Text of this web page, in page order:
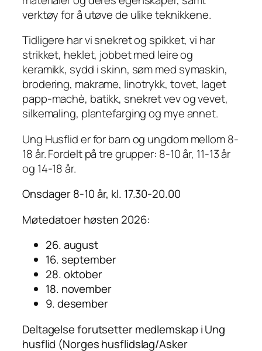
8
1
0
å
r
a
n
t
a
l
verktøy for å utøve de ulike teknikkene.
Tidligere har vi snekret og spikket, vi har
strikket, heklet, jobbet med leire og
keramikk, sydd i skinn, søm med symaskin,
brodering, makrame, linotrykk, tovet, laget
papp-machè, batikk, snekret vev og vevet,
silkemaling, plantefarging og mye annet.
Ung Husflid er for barn og ungdom mellom 8-
18 år. Fordelt på tre grupper: 8-10 år, 11-13 år
og 14-18 år.
Onsdager 8-10 år, kl. 17.30-20.00
Møtedatoer høsten 2026:
26. august
16. september
28. oktober
18. november
9. desember
Deltagelse forutsetter medlemskap i Ung
husflid (Norges husflidslag/Asker